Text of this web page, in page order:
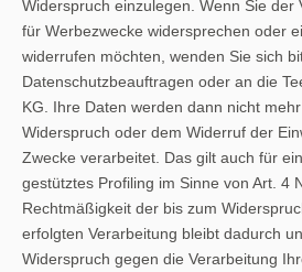
Widerspruch einzulegen. Wenn Sie der
für Werbezwecke widersprechen oder
widerrufen möchten, wenden Sie sich
Datenschutzbeauftragen oder an die
KG. Ihre Daten werden dann nicht
Widerspruch oder dem Widerruf der
Zwecke verarbeitet. Das gilt auch für
gestütztes Profiling im Sinne von Art. 4
Rechtmäßigkeit der bis zum
erfolgten Verarbeitung bleibt dadurch
Widerspruch gegen die Verarbeitung